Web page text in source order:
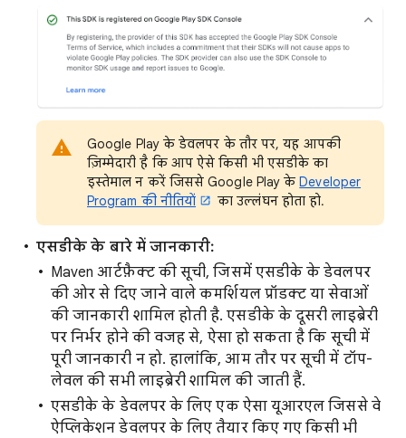
Google Play के डेवलपर के तौर पर, यह आपकी
ज़िम्मेदारी है कि आप ऐसे किसी भी एसडीके का
इस्तेमाल न करें जिससे Google Play केDeveloper
Program की नीतियों
का उल्लंघन होता हो.
एसडीके के बारे में जानकारी:
Maven आर्टफ़ैक्ट की सूची, जिसमें एसडीके के डेवलपर
की ओर से दिए जाने वाले कमर्शियल प्रॉडक्ट या सेवाओं
की जानकारी शामिल होती है. एसडीके के दूसरी लाइब्रेरी
पर निर्भर होने की वजह से, ऐसा हो सकता है कि सूची में
पूरी जानकारी न हो. हालांकि, आम तौर पर सूची में टॉप-
लेवल की सभी लाइब्रेरी शामिल की जाती हैं.
एसडीके के डेवलपर के लिए एक ऐसा यूआरएल जिससे वे
ऐप्लिकेशन डेवलपर के लिए तैयार किए गए किसी भी